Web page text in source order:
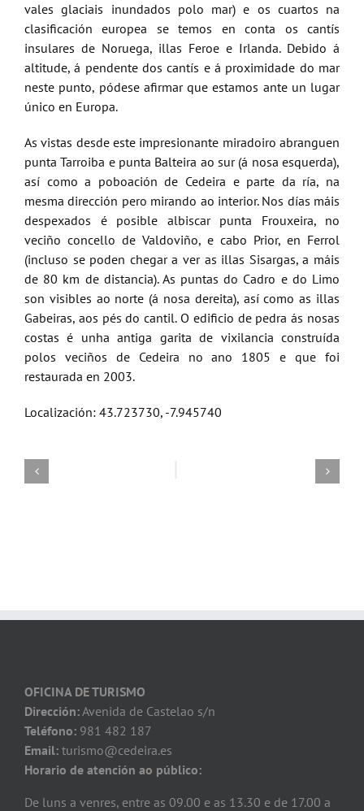
vales glaciais inundados polo mar) e os cuartos na
clasificación europea se temos en conta os cantís
insulares de Noruega, illas Feroe e Irlanda. Debido á
altitude, á pendente dos cantís e á proximidade do mar
neste punto, pódese afirmar que estamos ante un lugar
único en Europa.
As vistas desde este impresionante miradoiro abranguen
punta Tarroiba e punta Balteira ao sur (á nosa esquerda),
así como a poboación de Cedeira e parte da ría, na
mesma dirección pero mirando ao interior. Nos días máis
despexados é posible albiscar punta Frouxeira, no
veciño concello de Valdoviño, e cabo Prior, en Ferrol
(incluso se poden chegar a ver as illas Sisargas, a máis
de 80 km de distancia). As puntas do Cadro e do Limo
son visibles ao norte (á nosa dereita), así como as illas
Gabeiras, aos pés do cantil. O edificio de pedra ás nosas
costas é unha antiga garita de vixilancia construída
polos veciños de Cedeira no ano 1805 e que foi
restaurada en 2003.
Localización: 43.723730, -7.945740
OFICINA DE TURISMO
Dirección:Avenida de Castelao s/n
Teléfono: 981 482 187
Email: turismo@cedeira.es
Horario de atención ao público:
De luns a venres, entre as 09.00 e as 13.30 e de 17.00 a